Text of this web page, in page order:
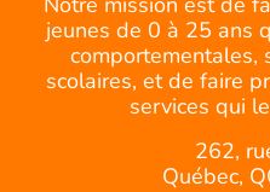
jeunes de 0 à 25 ans
comportementales,
scolaires, et de faire
services qui
262,
Québec,